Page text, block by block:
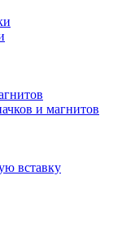
и магнитов
вставку